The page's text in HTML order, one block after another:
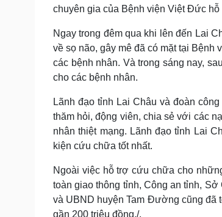
chuyên gia của Bệnh viện Việt Đức
Ngay trong đêm qua khi lên đến Lai
về sọ não, gây mê đã có mặt tại
các bệnh nhân. Và trong sáng nay,
cho các bệnh nhân.
Lãnh đạo tỉnh Lai Châu và đoàn
thăm hỏi, động viên, chia sẻ với các
nhân thiệt mạng. Lãnh đạo tỉnh Lai
kiện cứu chữa tốt nhất.
Ngoài việc hỗ trợ cứu chữa cho
toàn giao thông tỉnh, Công an tỉnh,
và UBND huyện Tam Đường cũng đã
gần 200 triệu đồng./.